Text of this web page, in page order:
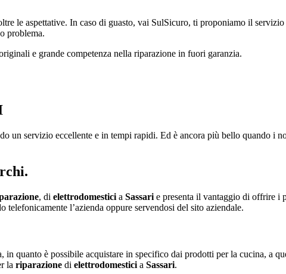
le aspettative. In caso di guasto, vai SulSicuro, ti proponiamo il servizio
problema.
e grande competenza nella riparazione in fuori garanzia.
un servizio eccellente e in tempi rapidi. Ed è ancora più bello quando i
, di elettrodomestici a Sassari e presenta il vantaggio di offrire i
telefonicamente l’azienda oppure servendosi del sito aziendale.
quanto è possibile acquistare in specifico dai prodotti per la cucina, a
la riparazione di elettrodomestici a Sassari.